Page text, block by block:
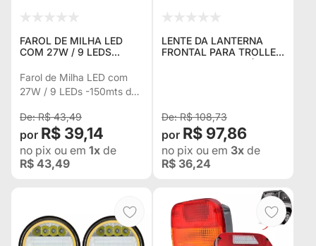
FAROL DE MILHA LED
COM 27W / 9 LEDS
IDEAL PARA
SUBSTITUIÇÃO DO
ORIGINAL DO TROLLER -
Farol de Milha LED com
27W / 9 LEDs -150mts de
substituição do Original do
Troller - Unitário
R$ 43,49
R$ 39,14
no pix ou em 1x de
R$ 43,49
LENTE DA LANTERNA
FRONTAL PARA TROLLER
ANO 2009 A 2014 (O
R$ 108,73
R$ 97,86
no pix ou em 3x de
R$ 36,24